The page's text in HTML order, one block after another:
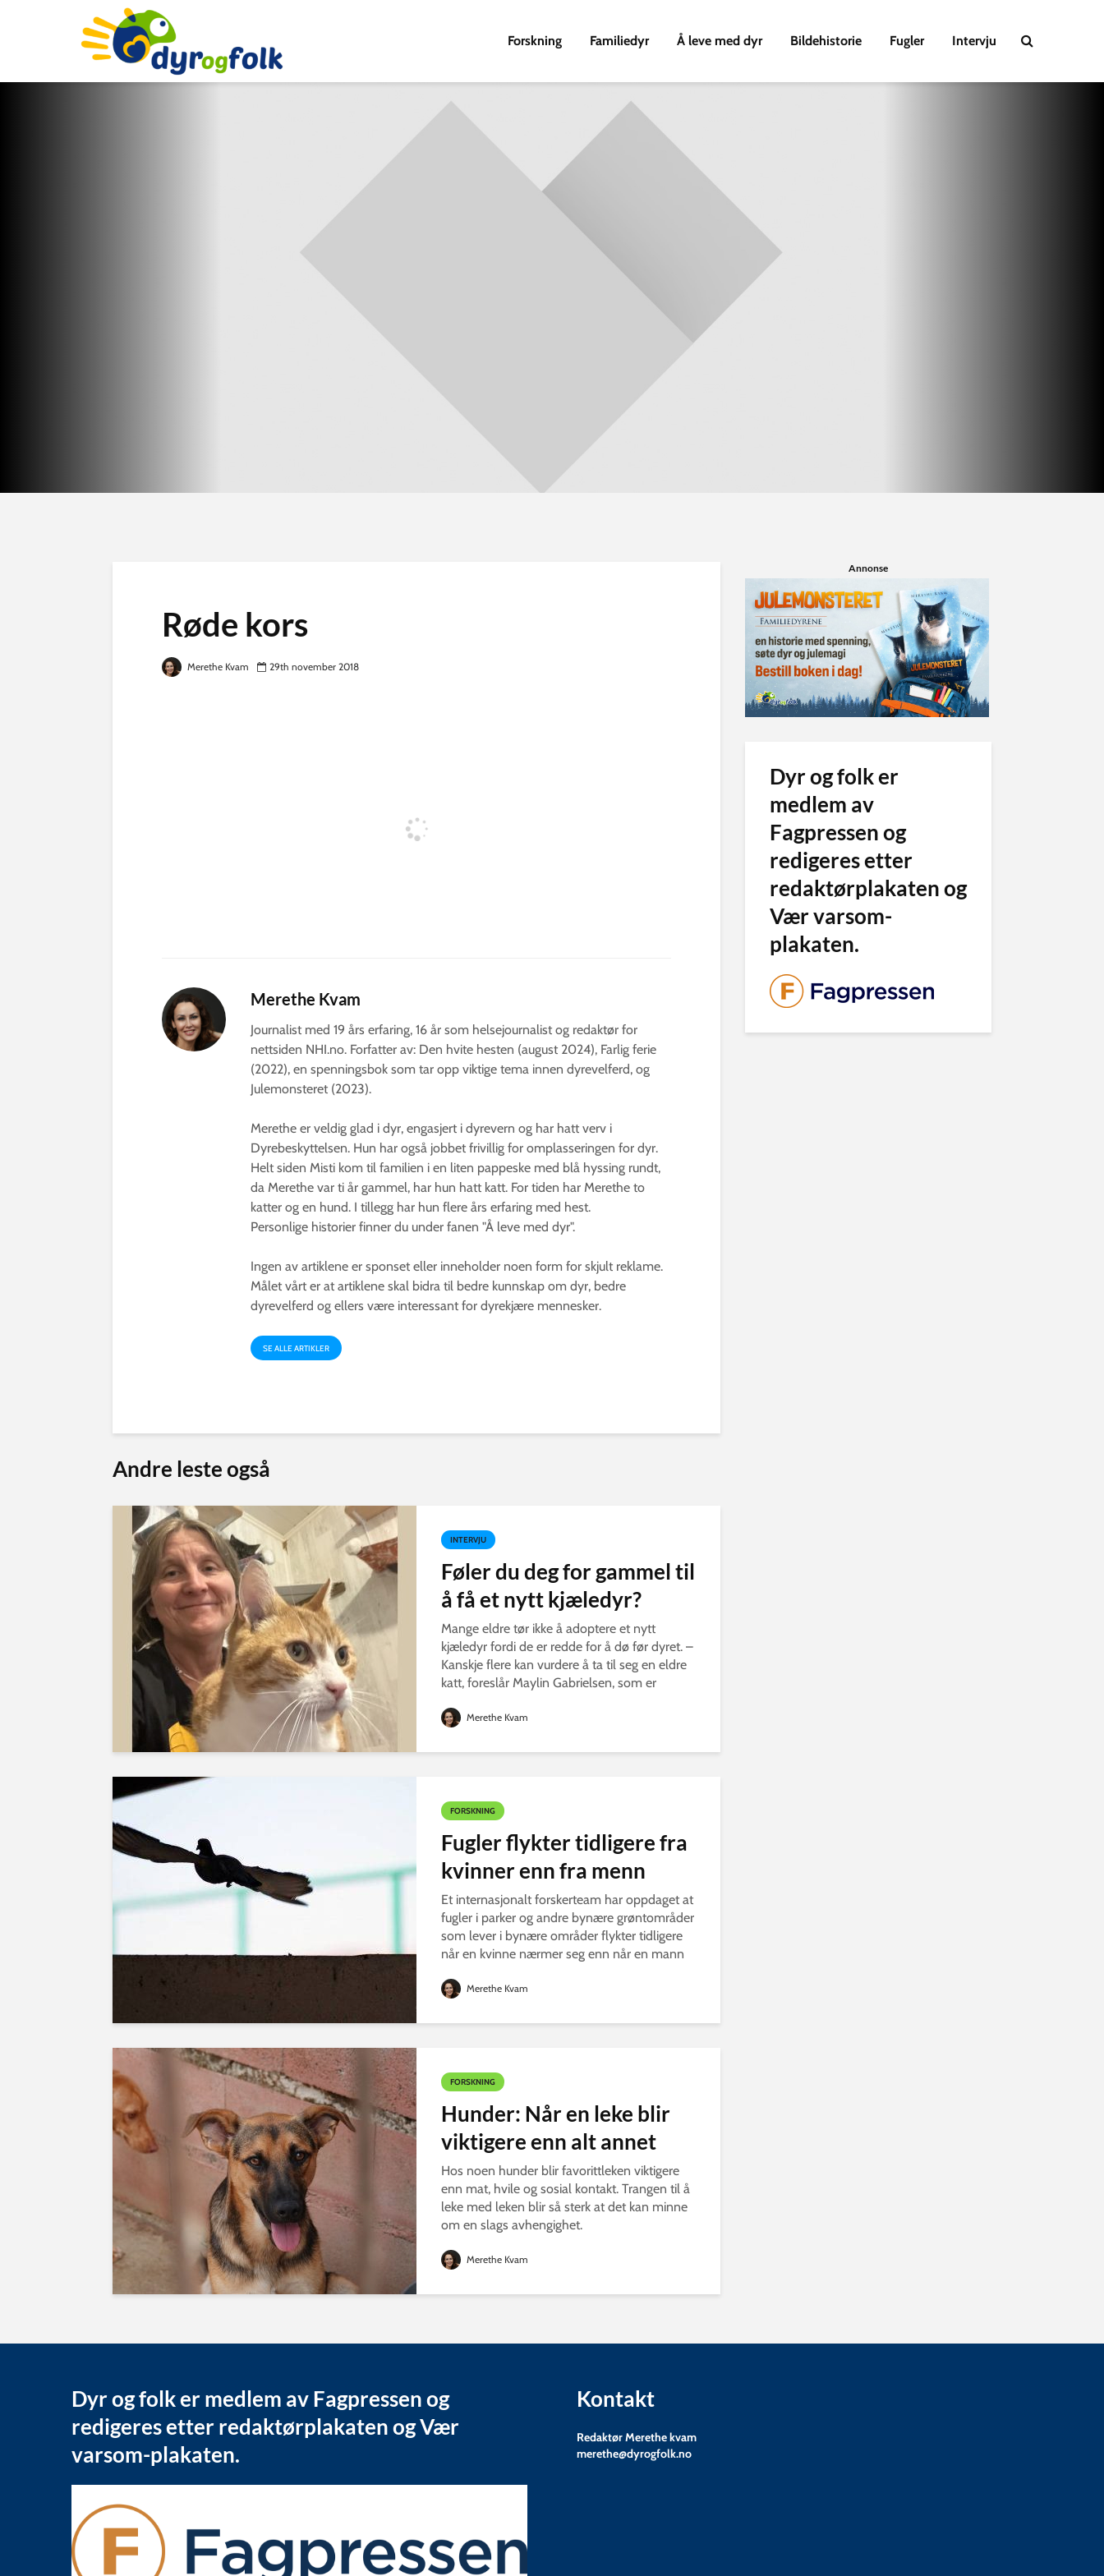
Forskning Familiedyr Å leve med dyr Bildehistorie Fugler Intervju
Røde kors
Merethe Kvam 29th november 2018
Merethe Kvam
Journalist med 19 års erfaring, 16 år som helsejournalist og redaktør for
nettsiden NHI.no. Forfatter av: Den hvite hesten (august 2024), Farlig ferie
(2022), en spenningsbok som tar opp viktige tema innen dyrevelferd, og
Julemonsteret (2023).
Merethe er veldig glad i dyr, engasjert i dyrevern og har hatt verv i
Dyrebeskyttelsen. Hun har også jobbet frivillig for omplasseringen for dyr.
Helt siden Misti kom til familien i en liten pappeske med blå hyssing rundt,
da Merethe var ti år gammel, har hun hatt katt. For tiden har Merethe to
katter og en hund. I tillegg har hun flere års erfaring med hest.
Personlige historier finner du under fanen "Å leve med dyr".
Ingen av artiklene er sponset eller inneholder noen form for skjult reklame.
Målet vårt er at artiklene skal bidra til bedre kunnskap om dyr, bedre
dyrevelferd og ellers være interessant for dyrekjære mennesker.
SE ALLE ARTIKLER
Andre leste også
INTERVJU
Føler du deg for gammel til
å få et nytt kjæledyr?
Mange eldre tør ikke å adoptere et nytt
kjæledyr fordi de er redde for å dø før dyret. –
Kanskje flere kan vurdere å ta til seg en eldre
katt, foreslår Maylin Gabrielsen, som er
Merethe Kvam
FORSKNING
Fugler flykter tidligere fra
kvinner enn fra menn
Et internasjonalt forskerteam har oppdaget at
fugler i parker og andre bynære grøntområder
som lever i bynære områder flykter tidligere
når en kvinne nærmer seg enn når en mann
Merethe Kvam
FORSKNING
Hunder: Når en leke blir
viktigere enn alt annet
Hos noen hunder blir favorittleken viktigere
enn mat, hvile og sosial kontakt. Trangen til å
leke med leken blir så sterk at det kan minne
om en slags avhengighet.
Merethe Kvam
Annonse
Dyr og folk er
medlem av
Fagpressen og
redigeres etter
redaktørplakaten og
Vær varsom-
plakaten.
Dyr og folk er medlem av Fagpressen og
redigeres etter redaktørplakaten og Vær
varsom-plakaten.
Kontakt
Redaktør Merethe kvam
merethe@dyrogfolk.no